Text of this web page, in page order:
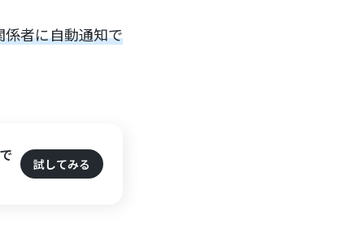
者に自動通知で
試してみる